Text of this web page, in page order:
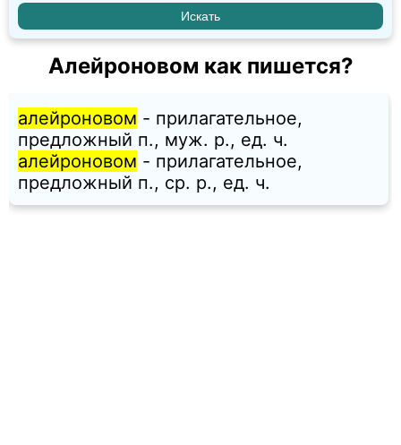
Алейроновом как пишется?
алейроновом - прилагательное,
предложный п., муж. p., ед. ч.
алейроновом - прилагательное,
предложный п., ср. p., ед. ч.